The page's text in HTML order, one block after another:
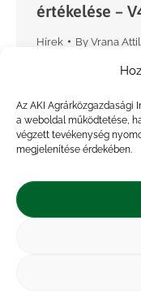
Az AKI Agrárközgazdasági
a weboldal működtetése,
végzett tevékenység
megjelenítése érdekében.
értékelése –
Hírek By Vrana
Az AKI az
hónapos V4
konzorcium (AKI
Lengyelország)